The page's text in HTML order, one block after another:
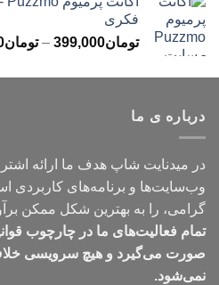
فکری
تومان399,000
– تومان
درباره ی ما
در میدنایت شاپ هدف ما ارائه
وب‌سایت‌ها و برنامه‌های کاربردی
گرامی، را به بهترین شکل ممکن
تمام فعالیت‌های ما در چارچوب
صورت می‌گیرد و هیچ سرویسی خلاف
نمی‌شود.